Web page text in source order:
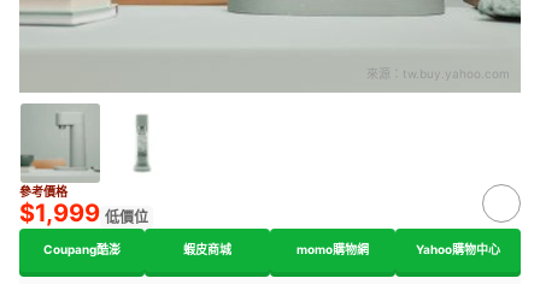
來源： tw.buy.yahoo.com
參考價格
$1,999 低價位
Coupang酷澎 蝦皮商城 momo購物網 Yahoo購物中心